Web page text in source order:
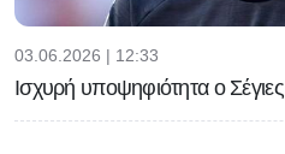
03.06.2026 | 12:33
Ισχυρή υποψηφιότητα ο Σέγιες